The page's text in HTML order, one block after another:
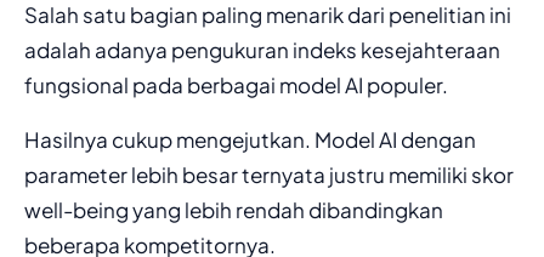
Salah satu bagian paling menarik dari penelitian ini
adalah adanya pengukuran indeks kesejahteraan
fungsional pada berbagai model AI populer.
Hasilnya cukup mengejutkan. Model AI dengan
parameter lebih besar ternyata justru memiliki skor
well-being yang lebih rendah dibandingkan
beberapa kompetitornya.